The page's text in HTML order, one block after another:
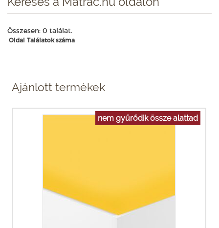
Összesen: 0 találat.
Oldal Találatok száma
Ajánlott termékek
nem gyűrődik össze alattad